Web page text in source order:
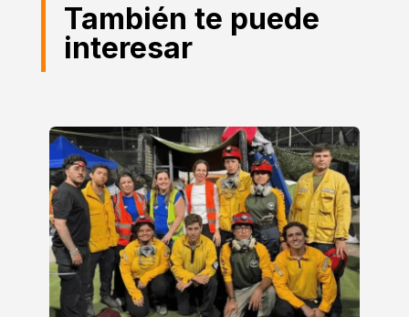
También te puede
interesar